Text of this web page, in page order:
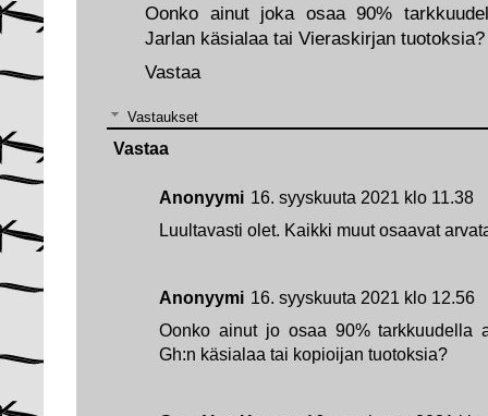
Oonko ainut joka osaa 90%
Jarlan käsialaa tai Vieraskirjan tuotoksia?
Vastaa
Vastaukset
Anonyymi 16. syyskuuta 2021 klo 11.38
Luultavasti olet. Kaikki muut osaavat
Anonyymi 16. syyskuuta 2021 klo 12.56
Oonko ainut jo osaa 90% tarkkuudella
Gh:n käsialaa tai kopioijan tuotoksia?
Vastaa